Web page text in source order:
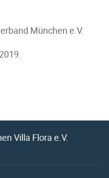
München e.V.
.
Villa Flora e.V.